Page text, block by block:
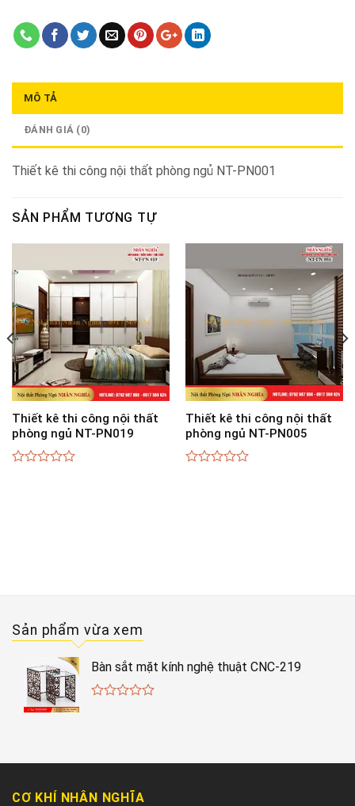
MÔ TẢ
ĐÁNH GIÁ (0)
Thiết kê thi công nội thất phòng ngủ NT-PN001
SẢN PHẨM TƯƠNG TỰ
Thiết kê thi công nội thất
phòng ngủ NT-PN019
Thiết kê thi công nội thất
phòng ngủ NT-PN005
Sản phẩm vừa xem
Bàn sắt mặt kính nghệ thuật CNC-219
CƠ KHÍ NHÂN NGHĨA